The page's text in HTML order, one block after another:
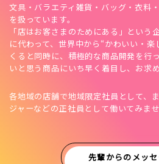
文具・バラエティ雑貨・バッグ・衣料
を扱っています。
「店はお客さまのためにある」という
に代わって、世界中から“かわいい・
くると同時に、積極的な商品開発を行
いと思う商品にいち早く着目し、お求
各地域の店舗で地域限定社員として、
ジャーなどの正社員として働いてみま
先輩からのメッ